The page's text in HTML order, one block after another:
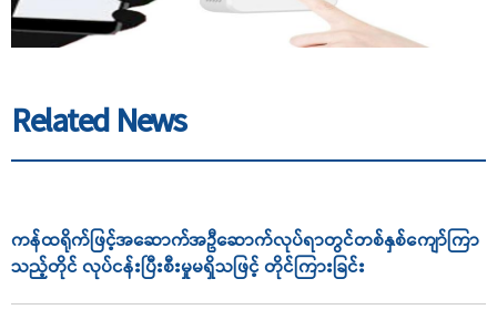
Related News
ကန်ထရိုက်ဖြင့်အဆောက်အဦဆောက်လုပ်ရာတွင်တစ်နှစ်ကျော်ကြာ
သည့်တိုင် လုပ်ငန်းပြီးစီးမှုမရှိသဖြင့် တိုင်ကြားခြင်း